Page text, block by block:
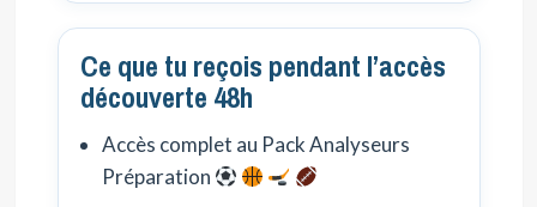
Ce que tu reçois pendant l’accès
découverte 48h
Accès complet au Pack Analyseurs
Préparation